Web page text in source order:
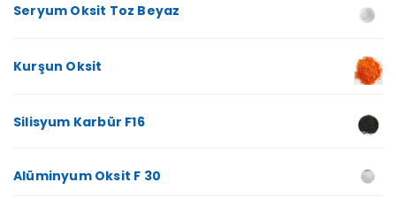
Seryum Oksit Toz Beyaz
Kurşun Oksit
Silisyum Karbür F16
Alüminyum Oksit F 30